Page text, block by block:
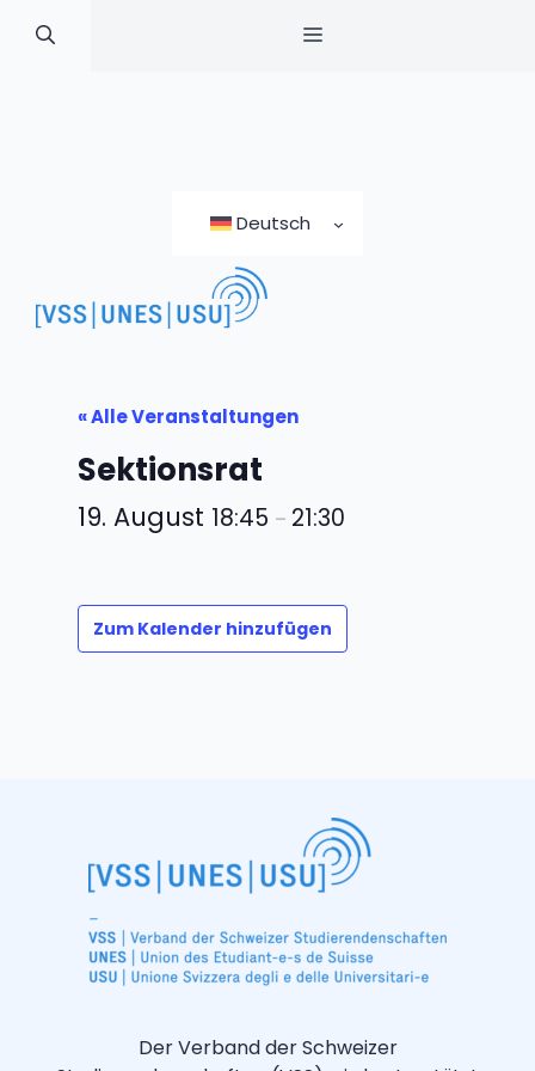
Deutsch
MENÜ
« Alle Veranstaltungen
Sektionsrat
19. August 18:45 – 21:30
Zum Kalender hinzufügen
Der Verband der Schweizer